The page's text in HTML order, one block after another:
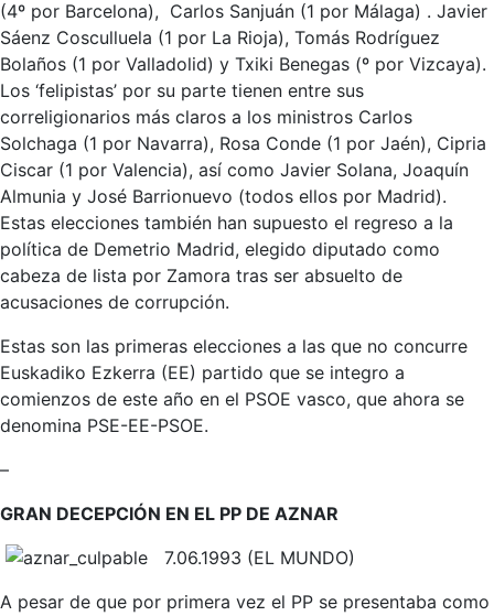
(4º por Barcelona), Carlos Sanjuán (1 por Málaga) . Javier
Sáenz Cosculluela (1 por La Rioja), Tomás Rodríguez
Bolaños (1 por Valladolid) y Txiki Benegas (º por Vizcaya).
Los ‘felipistas’ por su parte tienen entre sus
correligionarios más claros a los ministros Carlos
Solchaga (1 por Navarra), Rosa Conde (1 por Jaén), Cipria
Ciscar (1 por Valencia), así como Javier Solana, Joaquín
Almunia y José Barrionuevo (todos ellos por Madrid).
Estas elecciones también han supuesto el regreso a la
política de Demetrio Madrid, elegido diputado como
cabeza de lista por Zamora tras ser absuelto de
acusaciones de corrupción.
Estas son las primeras elecciones a las que no concurre
Euskadiko Ezkerra (EE) partido que se integro a
comienzos de este año en el PSOE vasco, que ahora se
denomina PSE-EE-PSOE.
–
GRAN DECEPCIÓN EN EL PP DE AZNAR
7.06.1993 (EL MUNDO)
A pesar de que por primera vez el PP se presentaba como